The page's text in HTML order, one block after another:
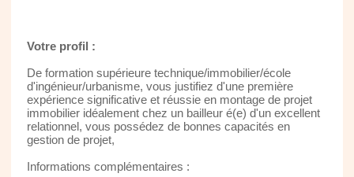
Votre profil :
De formation supérieure technique/immobilier/école
d'ingénieur/urbanisme, vous justifiez d'une première
expérience significative et réussie en montage de projet
immobilier idéalement chez un bailleur é(e) d'un excellent
relationnel, vous possédez de bonnes capacités en
gestion de projet,
Informations complémentaires :